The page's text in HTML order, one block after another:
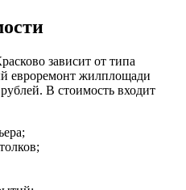
зависит от типа
евроремонт жилплощади
В стоимость входит